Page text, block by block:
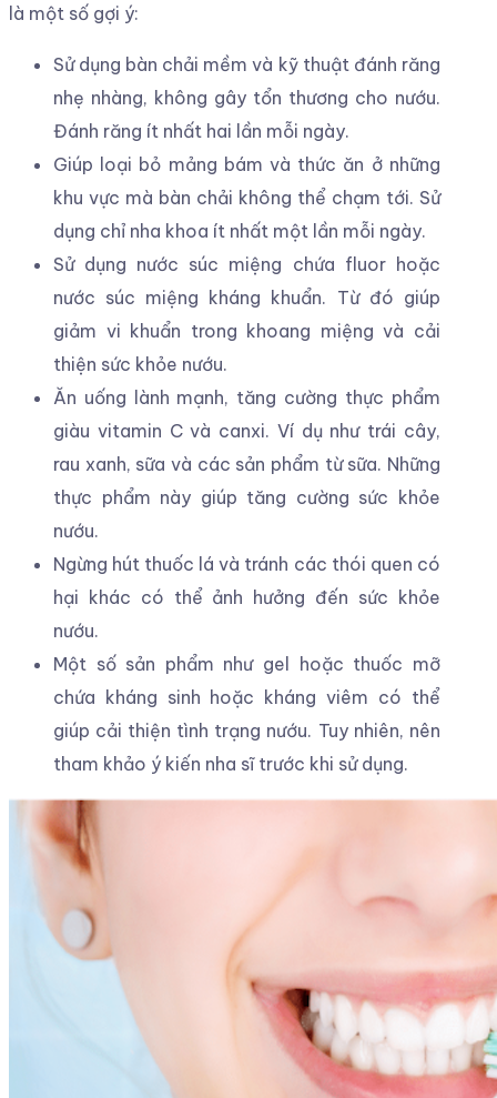
là một số gợi ý:
Sử dụng bàn chải mềm và kỹ thuật đánh răng
nhẹ nhàng, không gây tổn thương cho nướu.
Đánh răng ít nhất hai lần mỗi ngày.
Giúp loại bỏ mảng bám và thức ăn ở những
khu vực mà bàn chải không thể chạm tới. Sử
dụng chỉ nha khoa ít nhất một lần mỗi ngày.
Sử dụng nước súc miệng chứa fluor hoặc
nước súc miệng kháng khuẩn. Từ đó giúp
giảm vi khuẩn trong khoang miệng và cải
thiện sức khỏe nướu.
Ăn uống lành mạnh, tăng cường thực phẩm
giàu vitamin C và canxi. Ví dụ như trái cây,
rau xanh, sữa và các sản phẩm từ sữa. Những
thực phẩm này giúp tăng cường sức khỏe
nướu.
Ngừng hút thuốc lá và tránh các thói quen có
hại khác có thể ảnh hưởng đến sức khỏe
nướu.
Một số sản phẩm như gel hoặc thuốc mỡ
chứa kháng sinh hoặc kháng viêm có thể
giúp cải thiện tình trạng nướu. Tuy nhiên, nên
tham khảo ý kiến nha sĩ trước khi sử dụng.